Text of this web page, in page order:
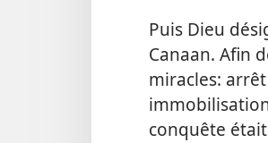
Puis Dieu
Canaan. Afin
miracles:
conquête